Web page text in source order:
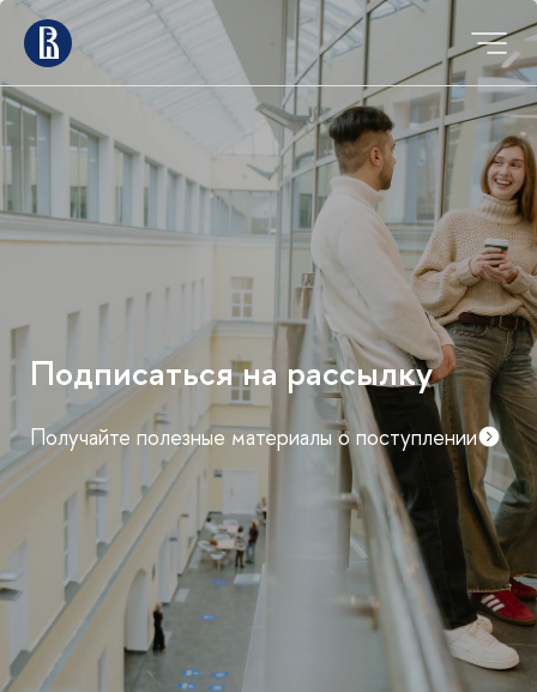
Подписаться на рассылку
Получайте полезные материалы о поступлении